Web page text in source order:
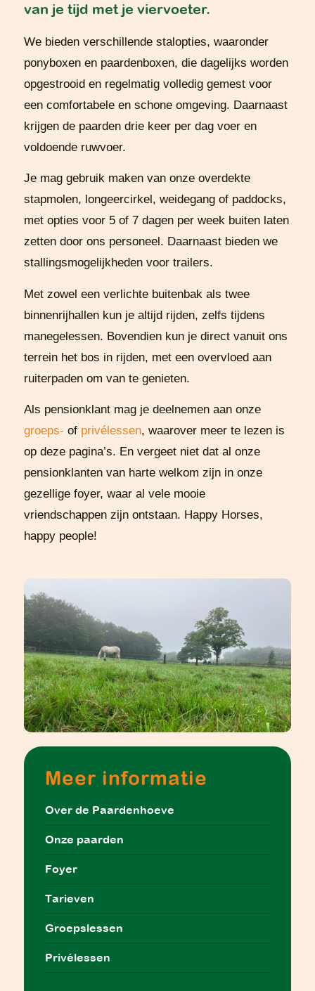
van je tijd met je viervoeter.
We bieden verschillende stalopties, waaronder
ponyboxen en paardenboxen, die dagelijks worden
opgestrooid en regelmatig volledig gemest voor
een comfortabele en schone omgeving. Daarnaast
krijgen de paarden drie keer per dag voer en
voldoende ruwvoer.
Je mag gebruik maken van onze overdekte
stapmolen, longeercirkel, weidegang of paddocks,
met opties voor 5 of 7 dagen per week buiten laten
zetten door ons personeel. Daarnaast bieden we
stallingsmogelijkheden voor trailers.
Met zowel een verlichte buitenbak als twee
binnenrijhallen kun je altijd rijden, zelfs tijdens
manegelessen. Bovendien kun je direct vanuit ons
terrein het bos in rijden, met een overvloed aan
ruiterpaden om van te genieten.
Als pensionklant mag je deelnemen aan onze
groeps- of privélessen, waarover meer te lezen is
op deze pagina’s. En vergeet niet dat al onze
pensionklanten van harte welkom zijn in onze
gezellige foyer, waar al vele mooie
vriendschappen zijn ontstaan. Happy Horses,
happy people!
Meer informatie
Over de Paardenhoeve
Onze paarden
Foyer
Tarieven
Groepslessen
Privélessen